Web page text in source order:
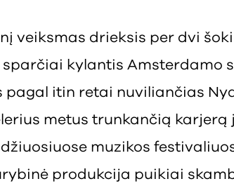
veiksmas drieksis per dvi
kylantis Amsterdamo
pagal itin retai nuviliančias
metus trunkančią
muzikos
produkcija puikiai